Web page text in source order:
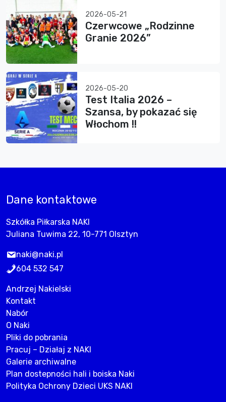
2026-05-21
Czerwcowe „Rodzinne
Granie 2026”
2026-05-20
Test Italia 2026 –
Szansa, by pokazać się
Włochom !!
Dane kontaktowe
Szkółka Piłkarska NAKI
Juliana Tuwima 22, 10-771 Olsztyn
naki@naki.pl
604 532 547
Andrzej Nakielski
Kontakt
Nabór
O Naki
Pliki do pobrania
Pracuj – Działaj z NAKI
Galerie archiwalne
Plan dostepności hali i boiska Naki
Polityka Ochrony Dzieci UKS NAKI